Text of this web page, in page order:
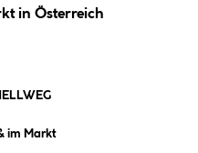
in Österreich
im Markt